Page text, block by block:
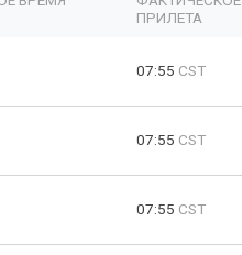
ПРИЛЕТА
07:55 CST
07:55 CST
07:55 CST